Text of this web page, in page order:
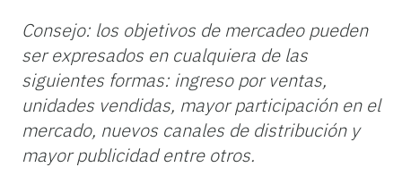
Consejo: los objetivos de mercadeo pueden
ser expresados en cualquiera de las
siguientes formas: ingreso por ventas,
unidades vendidas, mayor participación en el
mercado, nuevos canales de distribución y
mayor publicidad entre otros.